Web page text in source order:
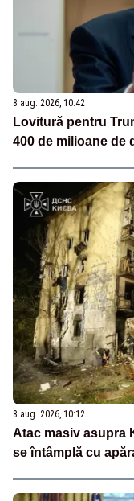
8 aug. 2026, 10:42
Lovitură pentru
400 de milioane de
8 aug. 2026, 10:12
Atac masiv asupra
se întâmplă cu